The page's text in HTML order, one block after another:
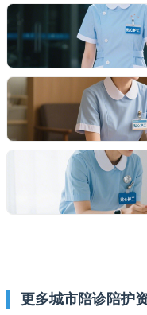
更多城市陪诊陪护